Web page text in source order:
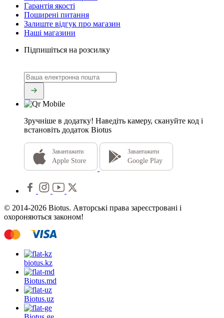
Гарантія якості
Поширені питання
Залиште відгук про магазин
Наші магазини
Підпишіться на розсилку
Зручніше в додатку! Наведіть камеру, скануйте код і
встановіть додаток Biotus
Завантажити
Apple Store
Завантажити
Google Play
© 2014-2026 Biotus. Авторські права зареєстровані і
охороняються законом!
biotus.kz
Biotus.md
Biotus.uz